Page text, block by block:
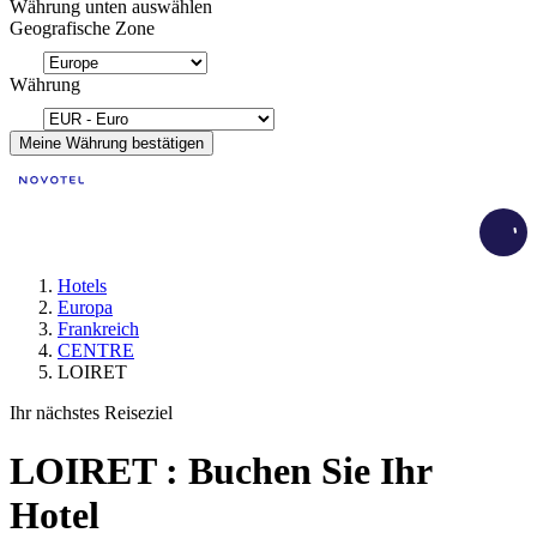
Währung unten auswählen
Geografische Zone
Währung
Meine Währung bestätigen
Hotels
Europa
Frankreich
CENTRE
LOIRET
Ihr nächstes Reiseziel
LOIRET : Buchen Sie Ihr
Hotel